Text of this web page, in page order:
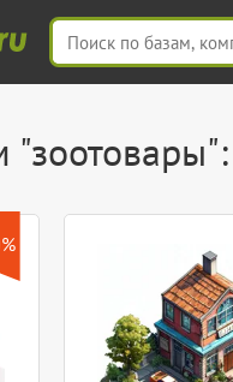
"зоотовары":